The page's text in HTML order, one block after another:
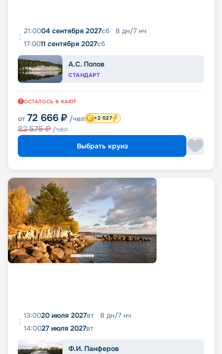
21:0004 сентября 2027сб 8 дн/7 нч
17:0011 сентября 2027сб
А.С. Попов
СТАНДАРТ
ОСТАЛОСЬ 6 КАЮТ
от 72 666 ₽ /чел
82 575₽ /чел
+2 027
Выбрать круиз
13:0020 июля 2027вт 8 дн/7 нч
14:0027 июля 2027вт
Ф.И. Панферов